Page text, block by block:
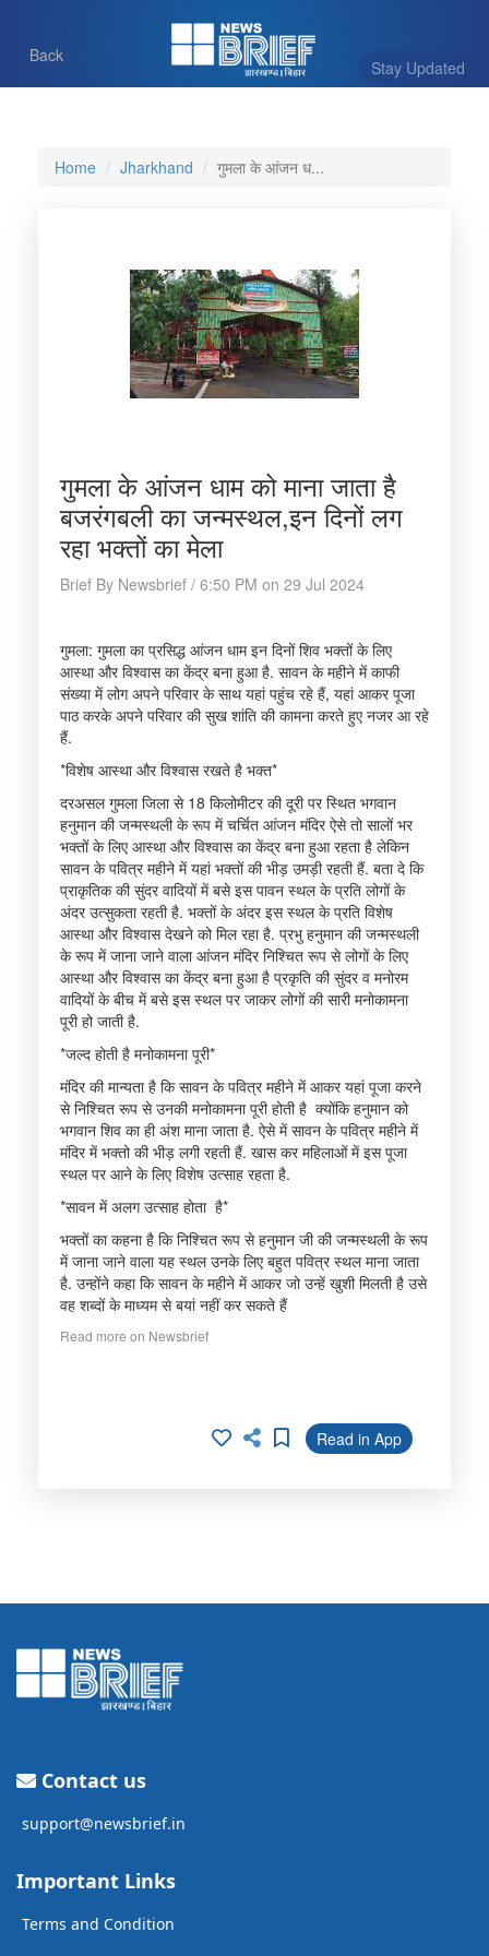
Stay Updated
Back
Home Jharkhand गुमला के आंजन ध...
गुमला के आंजन धाम को माना जाता है
बजरंगबली का जन्मस्थल,इन दिनों लग
रहा भक्तों का मेला
Brief By Newsbrief / 6:50 PM on 29 Jul 2024
गुमला: गुमला का प्रसिद्ध आंजन धाम इन दिनों शिव भक्तों के लिए
आस्था और विश्वास का केंद्र बना हुआ है. सावन के महीने में काफी
संख्या में लोग अपने परिवार के साथ यहां पहुंच रहे हैं, यहां आकर पूजा
पाठ करके अपने परिवार की सुख शांति की कामना करते हुए नजर आ रहे
हैं.
*विशेष आस्था और विश्वास रखते है भक्त*
दरअसल गुमला जिला से 18 किलोमीटर की दूरी पर स्थित भगवान
हनुमान की जन्मस्थली के रूप में चर्चित आंजन मंदिर ऐसे तो सालों भर
भक्तों के लिए आस्था और विश्वास का केंद्र बना हुआ रहता है लेकिन
सावन के पवित्र महीने में यहां भक्तों की भीड़ उमड़ी रहती हैं. बता दे कि
प्राकृतिक की सुंदर वादियों में बसे इस पावन स्थल के प्रति लोगों के
अंदर उत्सुकता रहती है. भक्तों के अंदर इस स्थल के प्रति विशेष
आस्था और विश्वास देखने को मिल रहा है. प्रभु हनुमान की जन्मस्थली
के रूप में जाना जाने वाला आंजन मंदिर निश्चित रूप से लोगों के लिए
आस्था और विश्वास का केंद्र बना हुआ है प्रकृति की सुंदर व मनोरम
वादियों के बीच में बसे इस स्थल पर जाकर लोगों की सारी मनोकामना
पूरी हो जाती है.
*जल्द होती है मनोकामना पूरी*
मंदिर की मान्यता है कि सावन के पवित्र महीने में आकर यहां पूजा करने
से निश्चित रूप से उनकी मनोकामना पूरी होती है क्योंकि हनुमान को
भगवान शिव का ही अंश माना जाता है. ऐसे में सावन के पवित्र महीने में
मंदिर में भक्तो की भीड़ लगी रहती हैं. खास कर महिलाओं में इस पूजा
स्थल पर आने के लिए विशेष उत्साह रहता है.
*सावन में अलग उत्साह होता है*
भक्तों का कहना है कि निश्चित रूप से हनुमान जी की जन्मस्थली के रूप
में जाना जाने वाला यह स्थल उनके लिए बहुत पवित्र स्थल माना जाता
है. उन्होंने कहा कि सावन के महीने में आकर जो उन्हें खुशी मिलती है उसे
वह शब्दों के माध्यम से बयां नहीं कर सकते हैं
Read more on Newsbrief
Read in App
Contact us
support@newsbrief.in
Important Links
Terms and Condition